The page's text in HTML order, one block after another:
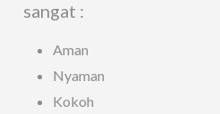
sangat :
Aman
Nyaman
Kokoh